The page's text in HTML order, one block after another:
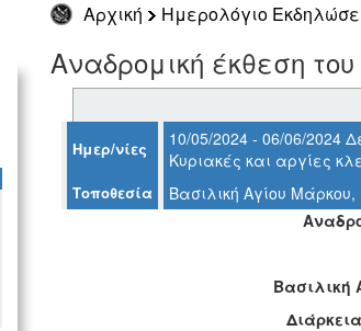
Αρχική Ημερολόγιο
Αναδρομική έκθεση
Ημερ/νίες
10/05/2024 - 06/06/2024
Κυριακές και αργίες
Τοποθεσία
Βασιλική Αγίου
Βασιλική